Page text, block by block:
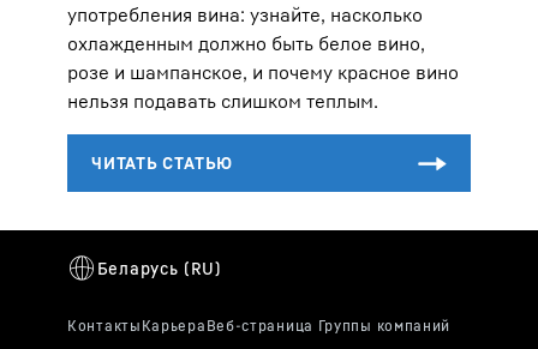
употребления вина: узнайте, насколько
охлажденным должно быть белое вино,
розе и шампанское, и почему красное вино
нельзя подавать слишком теплым.